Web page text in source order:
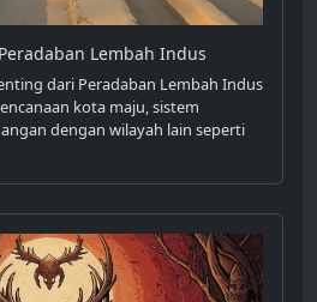
Lembah Indus
dari Peradaban Lembah Indus
kota maju, sistem
dengan wilayah lain seperti